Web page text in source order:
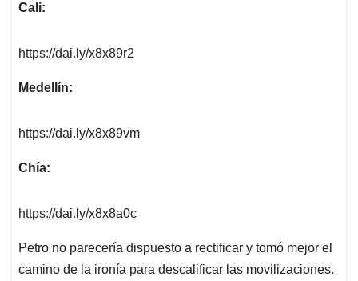
Cali:
https://dai.ly/x8x89r2
Medellín:
https://dai.ly/x8x89vm
Chía:
https://dai.ly/x8x8a0c
Petro no parecería dispuesto a rectificar y tomó mejor el
camino de la ironía para descalificar las movilizaciones.